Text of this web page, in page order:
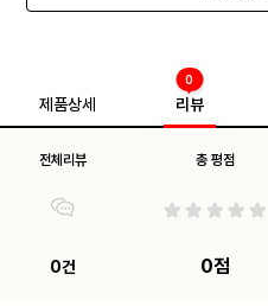
제품상세 리뷰
0
전체리뷰
0건
총 평점
0점